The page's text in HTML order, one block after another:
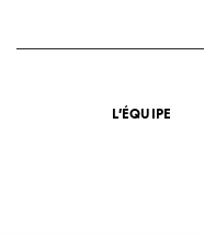
L’ÉQUIPE